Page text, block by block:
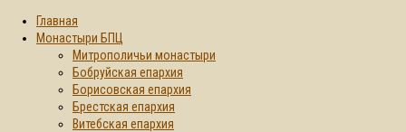
Главная
Монастыри БПЦ
Митрополичьи монастыри
Бобруйская епархия
Борисовская епархия
Брестская епархия
Витебская епархия